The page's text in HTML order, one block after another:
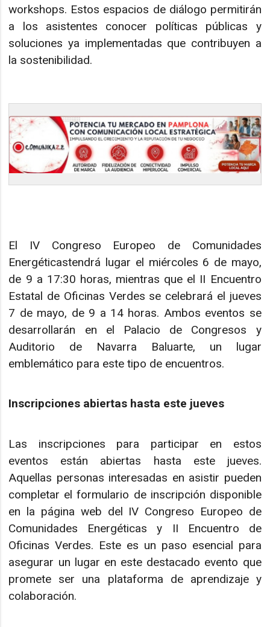
workshops. Estos espacios de diálogo permitirán
a los asistentes conocer políticas públicas y
soluciones ya implementadas que contribuyen a
la sostenibilidad.
El IV Congreso Europeo de Comunidades
Energéticastendrá lugar el miércoles 6 de mayo,
de 9 a 17:30 horas, mientras que el II Encuentro
Estatal de Oficinas Verdes se celebrará el jueves
7 de mayo, de 9 a 14 horas. Ambos eventos se
desarrollarán en el Palacio de Congresos y
Auditorio de Navarra Baluarte, un lugar
emblemático para este tipo de encuentros.
Inscripciones abiertas hasta este jueves
Las inscripciones para participar en estos
eventos están abiertas hasta este jueves.
Aquellas personas interesadas en asistir pueden
completar el formulario de inscripción disponible
en la página web del IV Congreso Europeo de
Comunidades Energéticas y II Encuentro de
Oficinas Verdes. Este es un paso esencial para
asegurar un lugar en este destacado evento que
promete ser una plataforma de aprendizaje y
colaboración.